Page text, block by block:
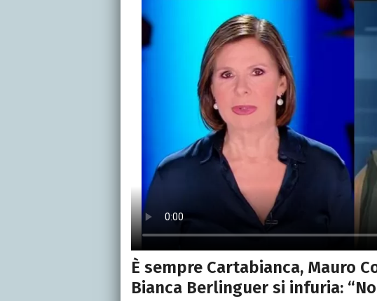
È sempre Cartabianca, Mauro
Bianca Berlinguer si infuria: